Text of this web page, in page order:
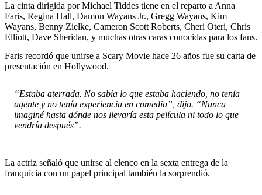
La cinta dirigida por Michael Tiddes tiene en el reparto a Anna
Faris, Regina Hall, Damon Wayans Jr., Gregg Wayans, Kim
Wayans, Benny Zielke, Cameron Scott Roberts, Cheri Oteri, Chris
Elliott, Dave Sheridan, y muchas otras caras conocidas para los fans.
Faris recordó que unirse a Scary Movie hace 26 años fue su carta de
presentación en Hollywood.
“Estaba aterrada. No sabía lo que estaba haciendo, no tenía
agente y no tenía experiencia en comedia”, dijo. “Nunca
imaginé hasta dónde nos llevaría esta película ni todo lo que
vendría después”.
La actriz señaló que unirse al elenco en la sexta entrega de la
franquicia con un papel principal también la sorprendió.